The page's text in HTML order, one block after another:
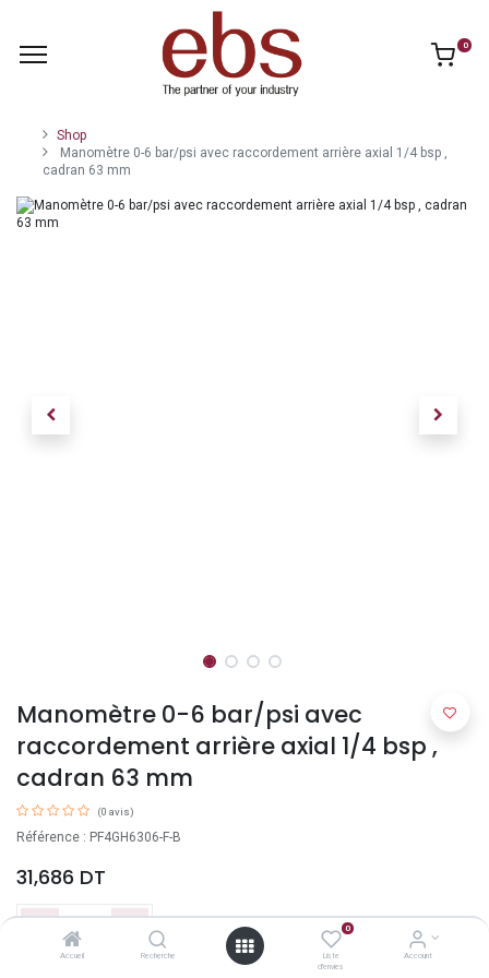
Accueil Recherche
0
Liste
d'envies
Account
0
Shop
Manomètre 0-6 bar/psi avec raccordement arrière axial 1/4 bsp ,
cadran 63 mm
Manomètre 0-6 bar/psi avec
raccordement arrière axial 1/4 bsp ,
cadran 63 mm
(0 avis)
Référence : PF4GH6306-F-B
31,686 DT